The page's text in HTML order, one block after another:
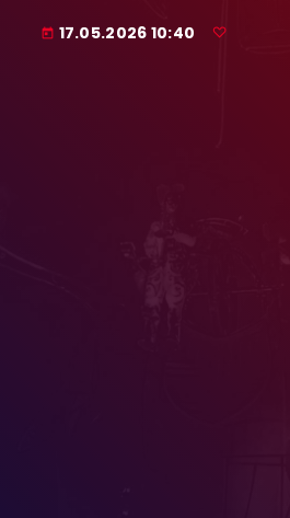
today 17.05.2026 10:40